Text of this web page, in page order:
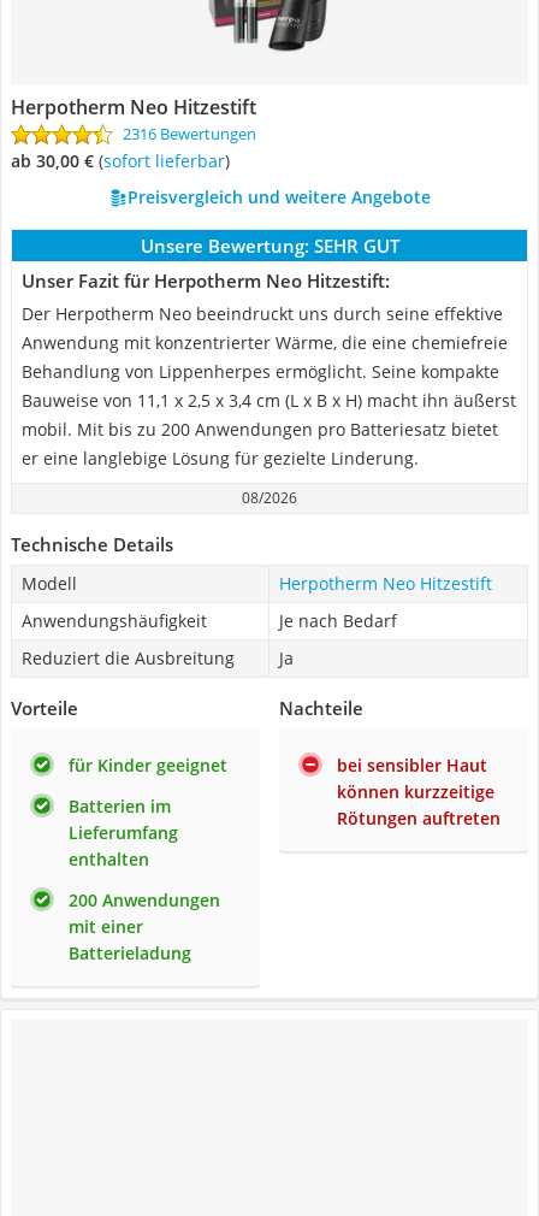
Herpotherm Neo Hitzestift
2316 Bewertungen
ab 30,00 € ( Sofort lieferbar)
Preisvergleich und weitere Angebote
Unsere Bewertung: SEHR GUT
Unser Fazit für Herpotherm Neo Hitzestift:
Der Herpotherm Neo beeindruckt uns durch seine effektive
Anwendung mit konzentrierter Wärme, die eine chemiefreie
Behandlung von Lippenherpes ermöglicht. Seine kompakte
Bauweise von 11,1 x 2,5 x 3,4 cm (L x B x H) macht ihn äußerst
mobil. Mit bis zu 200 Anwendungen pro Batteriesatz bietet
er eine langlebige Lösung für gezielte Linderung.
08/2026
Technische Details
Modell
Herpotherm Neo Hitzestift
Anwendungshäufigkeit
Je nach Bedarf
Reduziert die Ausbreitung
Ja
Vorteile
für Kinder geeignet
Batterien im
Lieferumfang
enthalten
200 Anwendungen
mit einer
Batterieladung
Nachteile
bei sensibler Haut
können kurzzeitige
Rötungen auftreten